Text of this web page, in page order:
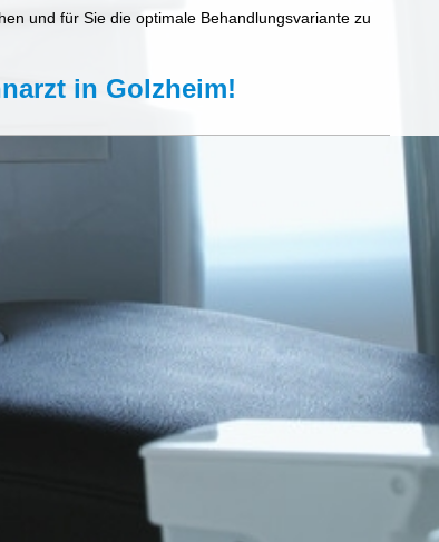
und für Sie die optimale Behandlungsvariante zu
in Golzheim!